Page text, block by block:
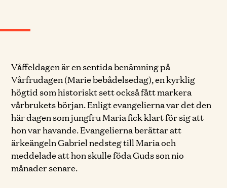
Våffeldagen är en sentida benämning på
Vårfrudagen (Marie bebådelsedag), en kyrklig
högtid som historiskt sett också fått markera
vårbrukets början. Enligt evangelierna var det den
här dagen som jungfru Maria fick klart för sig att
hon var havande. Evangelierna berättar att
ärkeängeln Gabriel nedsteg till Maria och
meddelade att hon skulle föda Guds son nio
månader senare.